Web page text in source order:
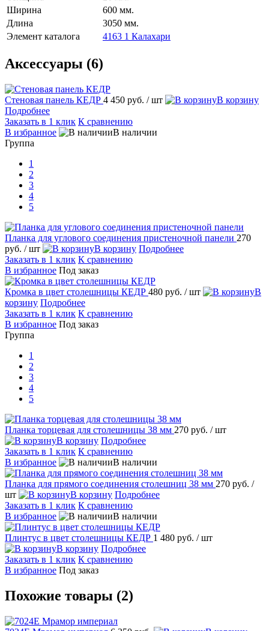
Ширина
600 мм.
Длина
3050 мм.
Элемент каталога
4163 1 Калахари
Аксессуары (6)
Стеновая панель КЕДР 4 450 руб. / шт
В корзину
Подробнее
Заказать в 1 клик К сравнению
В избранное
В наличии
Группа
1
2
3
4
5
Планка для углового соединения пристеночной панели 270
руб. / шт В корзину Подробнее
Заказать в 1 клик К сравнению
В избранное Под заказ
Кромка в цвет столешницы КЕДР 480 руб. / шт
В
корзину Подробнее
Заказать в 1 клик К сравнению
В избранное Под заказ
Группа
1
2
3
4
5
Планка торцевая для столешницы 38 мм 270 руб. / шт
В корзину Подробнее
Заказать в 1 клик К сравнению
В избранное
В наличии
Планка для прямого соединения столешниц 38 мм 270 руб. /
шт
В корзину Подробнее
Заказать в 1 клик К сравнению
В избранное
В наличии
Плинтус в цвет столешницы КЕДР 1 480 руб. / шт
В корзину Подробнее
Заказать в 1 клик К сравнению
В избранное Под заказ
Похожие товары (2)